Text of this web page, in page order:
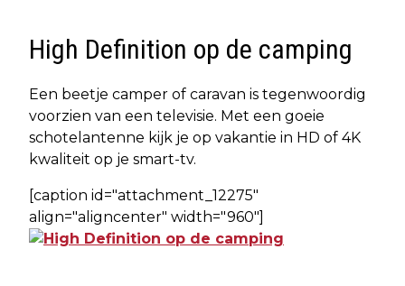
High Definition op de camping
Een beetje camper of caravan is tegenwoordig
voorzien van een televisie. Met een goeie
schotelantenne kijk je op vakantie in HD of 4K
kwaliteit op je smart-tv.
[caption id="attachment_12275"
align="aligncenter" width="960"]